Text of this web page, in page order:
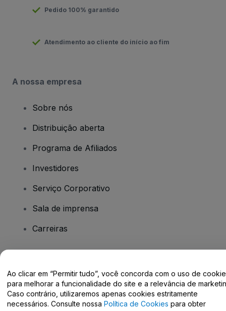
Pedido 100% garantido
Atendimento ao cliente do início ao fim
A nossa empresa
Sobre nós
Distribuição aberta
Programa de Afiliados
Investidores
Serviço Corporativo
Sala de imprensa
Carreiras
Centro de Ajuda / Fale Conosco
Ao clicar em “Permitir tudo”, você concorda com o uso de
para melhorar a funcionalidade do site e a relevância de
Caso contrário, utilizaremos apenas cookies estritamente
necessários. Consulte nossa Política de Cookies para obter